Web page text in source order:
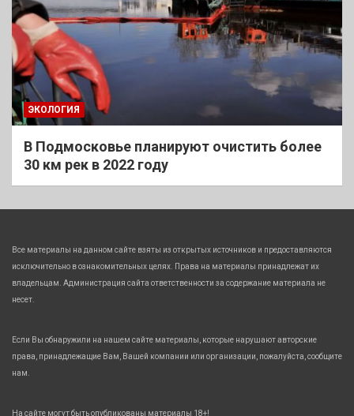
ЭКОЛОГИЯ
В Подмосковье планируют очистить более
30 км рек в 2022 году
Все материалы на данном сайте взяты из открытых источников и предоставляются
исключительно в ознакомительных целях. Права на материалы принадлежат их
владельцам. Администрация сайта ответственности за содержание материала не
несет.
Если Вы обнаружили на нашем сайте материалы, которые нарушают авторские
права, принадлежащие Вам, Вашей компании или организации, пожалуйста, сообщите
нам.
На сайте могут быть опубликованы материалы 18+!